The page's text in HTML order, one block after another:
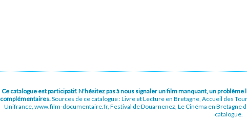
Ce catalogue est participatif. N'hésitez pas à nous signaler un film manquant, un
complémentaires.Sources de ce catalogue : Livre et Lecture en Bretagne, Accueil des
Unifrance, www.film-documentaire.fr, Festival de Douarnenez, Le Cinéma en Bretagne
catalogue.